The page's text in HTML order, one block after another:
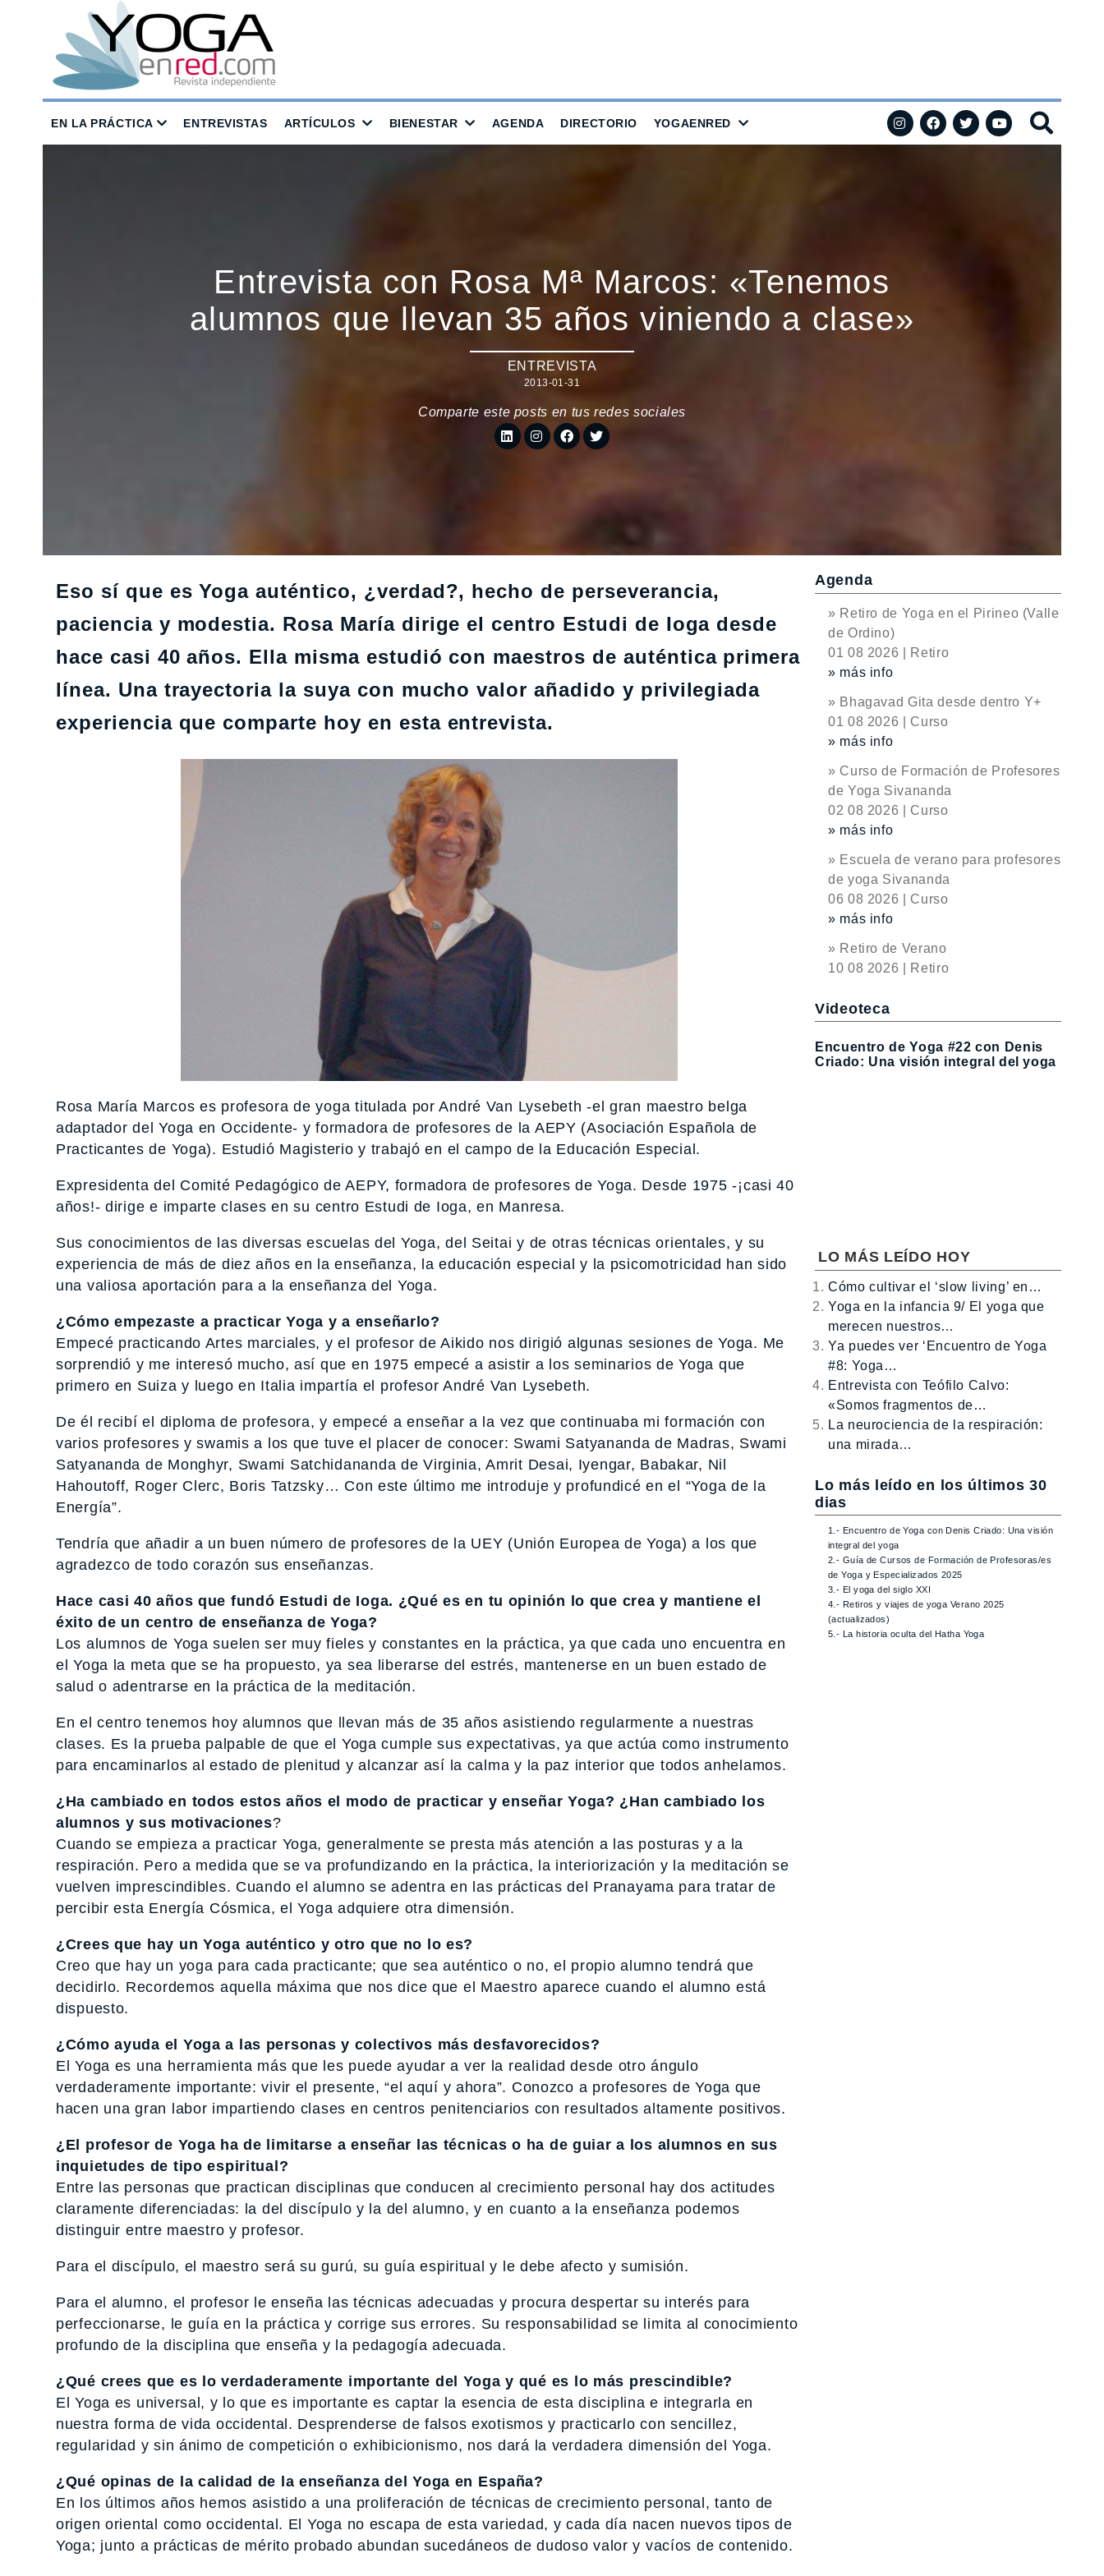
EN LA PRÁCTICA ENTREVISTAS ARTÍCULOS BIENESTAR AGENDA DIRECTORIO YOGAENRED
Entrevista con Rosa Mª Marcos: «Tenemos
alumnos que llevan 35 años viniendo a clase»
ENTREVISTA
2013-01-31
Comparte este posts en tus redes sociales
Eso sí que es Yoga auténtico, ¿verdad?, hecho de perseverancia,
paciencia y modestia. Rosa María dirige el centro Estudi de Ioga desde
hace casi 40 años. Ella misma estudió con maestros de auténtica primera
línea. Una trayectoria la suya con mucho valor añadido y privilegiada
experiencia que comparte hoy en esta entrevista.
Rosa María Marcos es profesora de yoga titulada por André Van Lysebeth -el gran maestro belga
adaptador del Yoga en Occidente- y formadora de profesores de la AEPY (Asociación Española de
Practicantes de Yoga). Estudió Magisterio y trabajó en el campo de la Educación Especial.
Expresidenta del Comité Pedagógico de AEPY, formadora de profesores de Yoga. Desde 1975 -¡casi 40
años!- dirige e imparte clases en su centro Estudi de Ioga, en Manresa.
Sus conocimientos de las diversas escuelas del Yoga, del Seitai y de otras técnicas orientales, y su
experiencia de más de diez años en la enseñanza, la educación especial y la psicomotricidad han sido
una valiosa aportación para a la enseñanza del Yoga.
¿Cómo empezaste a practicar Yoga y a enseñarlo?
Empecé practicando Artes marciales, y el profesor de Aikido nos dirigió algunas sesiones de Yoga. Me
sorprendió y me interesó mucho, así que en 1975 empecé a asistir a los seminarios de Yoga que
primero en Suiza y luego en Italia impartía el profesor André Van Lysebeth.
De él recibí el diploma de profesora, y empecé a enseñar a la vez que continuaba mi formación con
varios profesores y swamis a los que tuve el placer de conocer: Swami Satyananda de Madras, Swami
Satyananda de Monghyr, Swami Satchidananda de Virginia, Amrit Desai, Iyengar, Babakar, Nil
Hahoutoff, Roger Clerc, Boris Tatzsky… Con este último me introduje y profundicé en el “Yoga de la
Energía”.
Tendría que añadir a un buen número de profesores de la UEY (Unión Europea de Yoga) a los que
agradezco de todo corazón sus enseñanzas.
Hace casi 40 años que fundó Estudi de Ioga. ¿Qué es en tu opinión lo que crea y mantiene el
éxito de un centro de enseñanza de Yoga?
Los alumnos de Yoga suelen ser muy fieles y constantes en la práctica, ya que cada uno encuentra en
el Yoga la meta que se ha propuesto, ya sea liberarse del estrés, mantenerse en un buen estado de
salud o adentrarse en la práctica de la meditación.
En el centro tenemos hoy alumnos que llevan más de 35 años asistiendo regularmente a nuestras
clases. Es la prueba palpable de que el Yoga cumple sus expectativas, ya que actúa como instrumento
para encaminarlos al estado de plenitud y alcanzar así la calma y la paz interior que todos anhelamos.
¿Ha cambiado en todos estos años el modo de practicar y enseñar Yoga? ¿Han cambiado los
alumnos y sus motivaciones?
Cuando se empieza a practicar Yoga, generalmente se presta más atención a las posturas y a la
respiración. Pero a medida que se va profundizando en la práctica, la interiorización y la meditación se
vuelven imprescindibles. Cuando el alumno se adentra en las prácticas del Pranayama para tratar de
percibir esta Energía Cósmica, el Yoga adquiere otra dimensión.
¿Crees que hay un Yoga auténtico y otro que no lo es?
Creo que hay un yoga para cada practicante; que sea auténtico o no, el propio alumno tendrá que
decidirlo. Recordemos aquella máxima que nos dice que el Maestro aparece cuando el alumno está
dispuesto.
¿Cómo ayuda el Yoga a las personas y colectivos más desfavorecidos?
El Yoga es una herramienta más que les puede ayudar a ver la realidad desde otro ángulo
verdaderamente importante: vivir el presente, “el aquí y ahora”. Conozco a profesores de Yoga que
hacen una gran labor impartiendo clases en centros penitenciarios con resultados altamente positivos.
¿El profesor de Yoga ha de limitarse a enseñar las técnicas o ha de guiar a los alumnos en sus
inquietudes de tipo espiritual?
Entre las personas que practican disciplinas que conducen al crecimiento personal hay dos actitudes
claramente diferenciadas: la del discípulo y la del alumno, y en cuanto a la enseñanza podemos
distinguir entre maestro y profesor.
Para el discípulo, el maestro será su gurú, su guía espiritual y le debe afecto y sumisión.
Para el alumno, el profesor le enseña las técnicas adecuadas y procura despertar su interés para
perfeccionarse, le guía en la práctica y corrige sus errores. Su responsabilidad se limita al conocimiento
profundo de la disciplina que enseña y la pedagogía adecuada.
¿Qué crees que es lo verdaderamente importante del Yoga y qué es lo más prescindible?
El Yoga es universal, y lo que es importante es captar la esencia de esta disciplina e integrarla en
nuestra forma de vida occidental. Desprenderse de falsos exotismos y practicarlo con sencillez,
regularidad y sin ánimo de competición o exhibicionismo, nos dará la verdadera dimensión del Yoga.
¿Qué opinas de la calidad de la enseñanza del Yoga en España?
En los últimos años hemos asistido a una proliferación de técnicas de crecimiento personal, tanto de
origen oriental como occidental. El Yoga no escapa de esta variedad, y cada día nacen nuevos tipos de
Yoga; junto a prácticas de mérito probado abundan sucedáneos de dudoso valor y vacíos de contenido.
Agenda
» Retiro de Yoga en el Pirineo (Valle
de Ordino)
01 08 2026 | Retiro
» más info
» Bhagavad Gita desde dentro Y+
01 08 2026 | Curso
» más info
» Curso de Formación de Profesores
de Yoga Sivananda
02 08 2026 | Curso
» más info
» Escuela de verano para profesores
de yoga Sivananda
06 08 2026 | Curso
» más info
» Retiro de Verano
10 08 2026 | Retiro
Videoteca
Encuentro de Yoga #22 con Denis
Criado: Una visión integral del yoga
LO MÁS LEÍDO HOY
Cómo cultivar el ‘slow living’ en…
Yoga en la infancia 9/ El yoga que
merecen nuestros…
Ya puedes ver ‘Encuentro de Yoga
#8: Yoga…
Entrevista con Teófilo Calvo:
«Somos fragmentos de…
La neurociencia de la respiración:
una mirada…
Lo más leído en los últimos 30
dias
1.- Encuentro de Yoga con Denis Criado: Una visión
integral del yoga
2.- Guía de Cursos de Formación de Profesoras/es
de Yoga y Especializados 2025
3.- El yoga del siglo XXI
4.- Retiros y viajes de yoga Verano 2025
(actualizados)
5.- La historia oculta del Hatha Yoga